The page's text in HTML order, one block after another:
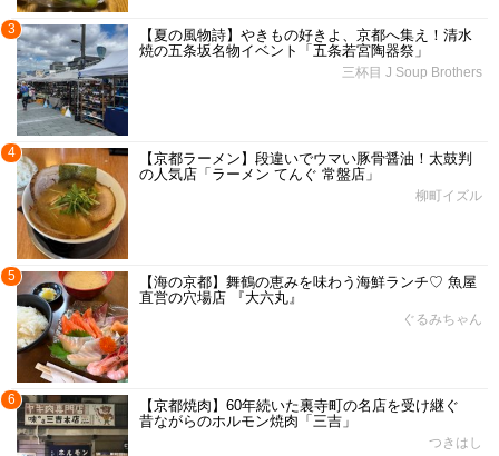
3
【夏の風物詩】やきもの好きよ、京都へ集え！清水
焼の五条坂名物イベント「五条若宮陶器祭」
三杯目 J Soup Brothers
4
【京都ラーメン】段違いでウマい豚骨醤油！太鼓判
の人気店「ラーメン てんぐ 常盤店」
柳町イズル
5
【海の京都】舞鶴の恵みを味わう海鮮ランチ♡ 魚屋
直営の穴場店 『大六丸』
ぐるみちゃん
6
【京都焼肉】60年続いた裏寺町の名店を受け継ぐ
昔ながらのホルモン焼肉「三吉」
つきはし